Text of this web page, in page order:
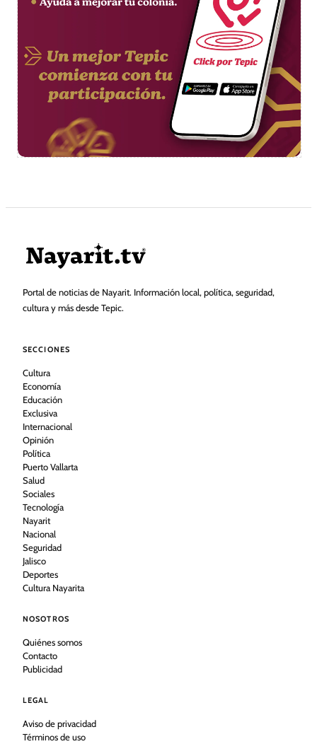
Portal de noticias de Nayarit. Información local, política, seguridad,
cultura y más desde Tepic.
SECCIONES
Cultura
Economía
Educación
Exclusiva
Internacional
Opinión
Política
Puerto Vallarta
Salud
Sociales
Tecnología
Nayarit
Nacional
Seguridad
Jalisco
Deportes
Cultura Nayarita
NOSOTROS
Quiénes somos
Contacto
Publicidad
LEGAL
Aviso de privacidad
Términos de uso